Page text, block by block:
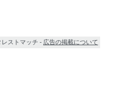
レストマッチ - 広告の掲載について